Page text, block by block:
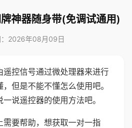
神器随身带(免调试通用)
：2026年08月09日
遥控信号通过微处理器来进行
但是不能不懂怎么使用吧。
说遥控器的使用方法吧。
需要帮助，想获取一对一指